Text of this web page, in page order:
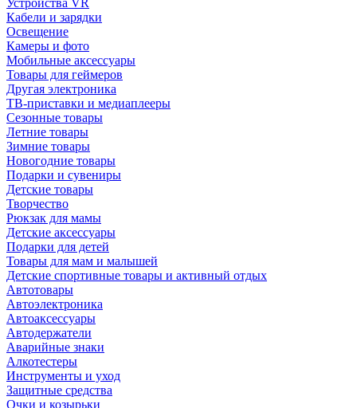
Устройства VR
Кабели и зарядки
Освещение
Камеры и фото
Мобильные аксессуары
Товары для геймеров
Другая электроника
ТВ-приставки и медиаплееры
Сезонные товары
Летние товары
Зимние товары
Новогодние товары
Подарки и сувениры
Детские товары
Творчество
Рюкзак для мамы
Детские аксессуары
Подарки для детей
Товары для мам и малышей
Детские спортивные товары и активный отдых
Автотовары
Автоэлектроника
Автоаксессуары
Автодержатели
Аварийные знаки
Алкотестеры
Инструменты и уход
Защитные средства
Очки и козырьки